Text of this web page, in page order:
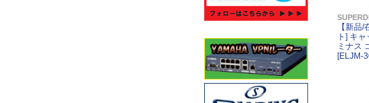
【新品
ト] キ
ミナス
[ELJM-